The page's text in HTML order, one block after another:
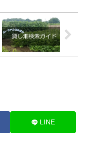
LINE